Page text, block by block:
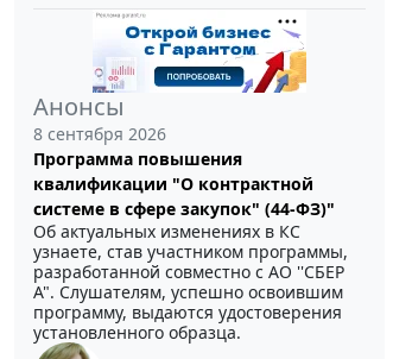
Анонсы
8 сентября 2026
Программа повышения
квалификации "О контрактной
системе в сфере закупок" (44-ФЗ)"
Об актуальных изменениях в КС
узнаете, став участником программы,
разработанной совместно с АО ''СБЕР
А". Слушателям, успешно освоившим
программу, выдаются удостоверения
установленного образца.